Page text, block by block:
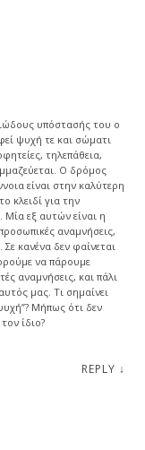
υπόστασής του ο
ψυχή τε και σώματι
τηλεπάθεια,
Ο δρόμος
είναι στην καλύτερη
κλειδί για την
εξ αυτών είναι η
αναμνήσεις,
κανένα δεν φαίνεται
να πάρουμε
αναμνήσεις, και πάλι
μας. Τι σημαίνει
Μήπως ότι δεν
ίδιο?
REPLY ↓